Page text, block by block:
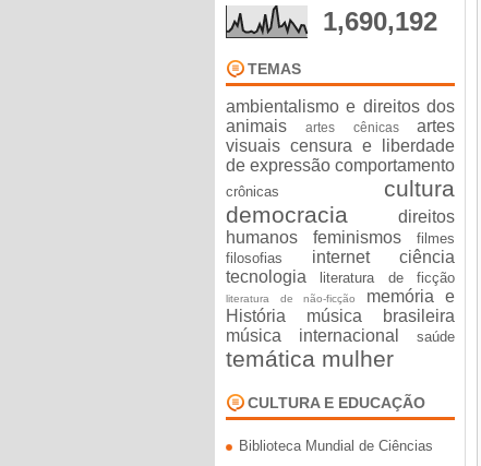
1,690,192
TEMAS
ambientalismo e direitos dos
animais
artes cênicas
artes
visuais censura e liberdade
de expressão comportamento
crônicas
cultura
democracia
direitos
humanos
feminismos
filmes
filosofias
internet ciência
tecnologia
literatura de ficção
literatura de não-ficção
memória e
História
música brasileira
música internacional
saúde
temática mulher
CULTURA E EDUCAÇÃO
Biblioteca Mundial de Ciências